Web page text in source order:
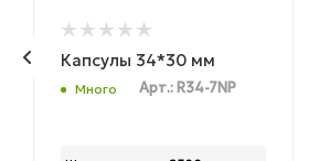
Капсулы 34*30 мм
Много Арт.: R34-7NP